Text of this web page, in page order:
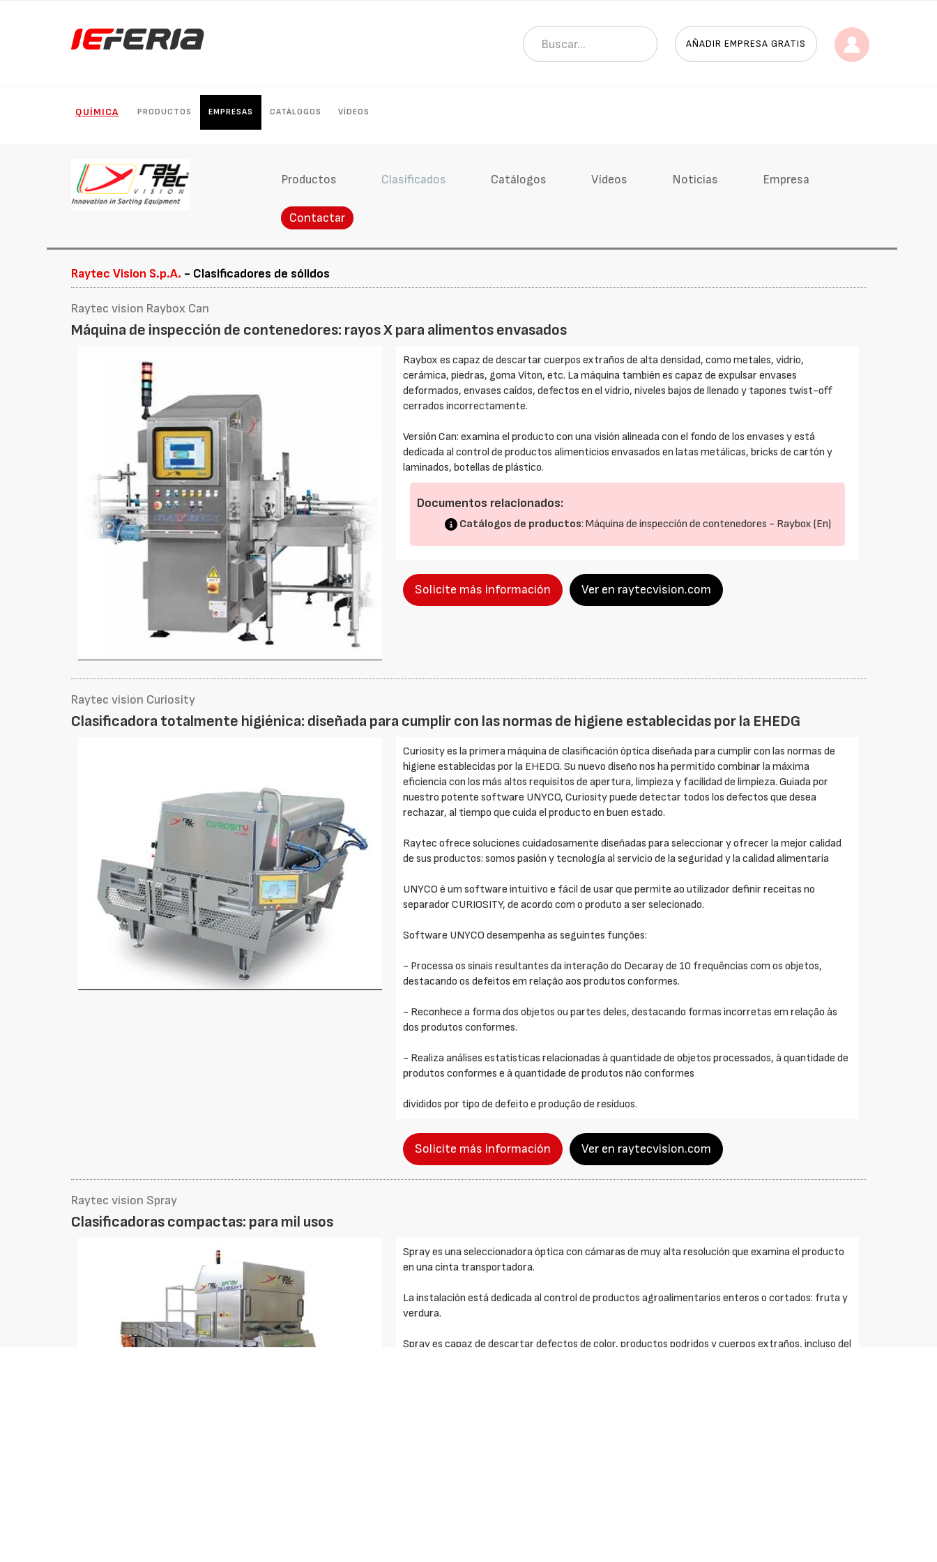
AÑADIR EMPRESA GRATIS
QUÍMICA PRODUCTOS EMPRESAS CATÁLOGOS VÍDEOS
Productos Clasificados Catálogos Vídeos Noticias Empresa
Contactar
Raytec Vision S.p.A. - Clasificadores de sólidos
Raytec vision Raybox Can
Máquina de inspección de contenedores: rayos X para alimentos envasados
Raybox es capaz de descartar cuerpos extraños de alta densidad, como metales, vidrio,
cerámica, piedras, goma Viton, etc. La máquina también es capaz de expulsar envases
deformados, envases caídos, defectos en el vidrio, niveles bajos de llenado y tapones twist-off
cerrados incorrectamente.
Versión Can: examina el producto con una visión alineada con el fondo de los envases y está
dedicada al control de productos alimenticios envasados en latas metálicas, bricks de cartón y
laminados, botellas de plástico.
Documentos relacionados:
Catálogos de productos: Máquina de inspección de contenedores - Raybox (En)
Solicite más información Ver en raytecvision.com
Raytec vision Curiosity
Clasificadora totalmente higiénica: diseñada para cumplir con las normas de higiene establecidas por la EHEDG
Curiosity es la primera máquina de clasificación óptica diseñada para cumplir con las normas de
higiene establecidas por la EHEDG. Su nuevo diseño nos ha permitido combinar la máxima
eficiencia con los más altos requisitos de apertura, limpieza y facilidad de limpieza. Guiada por
nuestro potente software UNYCO, Curiosity puede detectar todos los defectos que desea
rechazar, al tiempo que cuida el producto en buen estado.
Raytec ofrece soluciones cuidadosamente diseñadas para seleccionar y ofrecer la mejor calidad
de sus productos: somos pasión y tecnología al servicio de la seguridad y la calidad alimentaria
UNYCO é um software intuitivo e fácil de usar que permite ao utilizador definir receitas no
separador CURIOSITY, de acordo com o produto a ser selecionado.
Software UNYCO desempenha as seguintes funções:
- Processa os sinais resultantes da interação do Decaray de 10 frequências com os objetos,
destacando os defeitos em relação aos produtos conformes.
- Reconhece a forma dos objetos ou partes deles, destacando formas incorretas em relação às
dos produtos conformes.
- Realiza análises estatísticas relacionadas à quantidade de objetos processados, à quantidade de
produtos conformes e à quantidade de produtos não conformes
divididos por tipo de defeito e produção de resíduos.
Solicite más información Ver en raytecvision.com
Raytec vision Spray
Clasificadoras compactas: para mil usos
Spray es una seleccionadora óptica con cámaras de muy alta resolución que examina el producto
en una cinta transportadora.
La instalación está dedicada al control de productos agroalimentarios enteros o cortados: fruta y
verdura.
Spray es capaz de descartar defectos de color, productos podridos y cuerpos extraños, incluso del